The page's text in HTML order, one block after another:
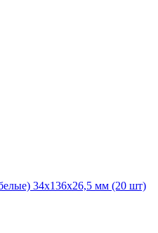
34х136х26,5 мм (20 шт)